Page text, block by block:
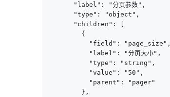
      "label": "分页参数",
      "type": "object",
      "children": [
        {
          "field": "page_size",
          "label": "分页大小",
          "type": "string",
          "value": "50",
          "parent": "pager"
        },